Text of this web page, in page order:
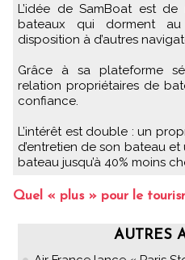
L’idée de SamBoat est
bateaux qui dorment
disposition à d’autres
Grâce à sa plateforme
relation propriétaires de
confiance.
L’intérêt est double : un
d’entretien de son bateau
bateau jusqu’à 40% moins
Quel « plus » pour le
AUTRES